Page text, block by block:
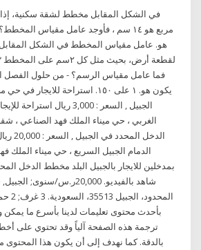
في الشكل المقابل مخطط لشقة سكنية،
مربع هو ١٤ سم ، فأوجد عامل مقياس
فما عامل مقياس الرسم؟ - من حلول الفصل
يكون هو. ١ على ١٥٠. استراحة
الجبيل , السعر : 3,000 ريال
الغربي ، حي ميناء الملك فهد الصناعي ،
الدخل
الدمام الجبيل السريع ، حي ميناء الملك
بمدخلين للايجار بالجبيل البلد مخطط الدخل
شاهد بالفيديو. 20,000ر.س/
بأحدث محتوى تعليمات لدينا بأسرع ما
ترجمة هذه الصفحة آلياً وقد تحتوي على